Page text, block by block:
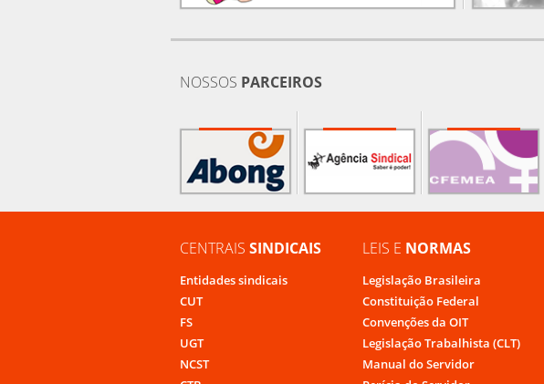
NOSSOS PARCEIROS
CENTRAIS SINDICAIS
Entidades sindicais
CUT
FS
UGT
NCST
LEIS E NORMAS
Legislação Brasileira
Constituição Federal
Convenções da OIT
Legislação Trabalhista (CLT)
Manual do Servidor